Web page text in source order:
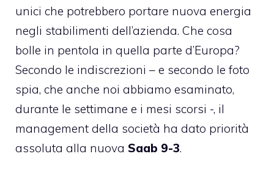
unici che potrebbero portare nuova energia
negli stabilimenti dell’azienda. Che cosa
bolle in pentola in quella parte d’Europa?
Secondo le indiscrezioni – e secondo le foto
spia, che anche noi abbiamo esaminato,
durante le settimane e i mesi scorsi -, il
management della società ha dato priorità
assoluta alla nuova Saab 9-3.